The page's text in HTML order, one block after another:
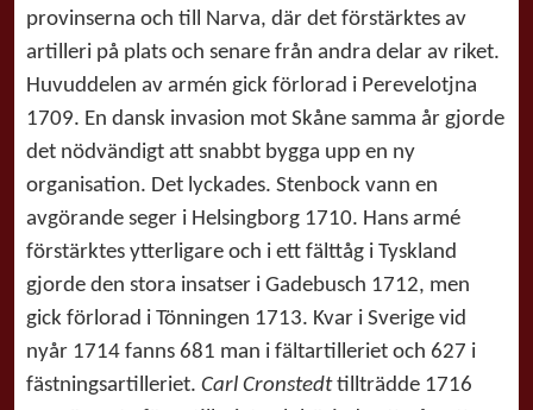
provinserna och till Narva, där det förstärktes av
artilleri på plats och senare från andra delar av riket.
Huvuddelen av armén gick förlorad i Perevelotjna
1709. En dansk invasion mot Skåne samma år gjorde
det nödvändigt att snabbt bygga upp en ny
organisation. Det lyckades. Stenbock vann en
avgörande seger i Helsingborg 1710. Hans armé
förstärktes ytterligare och i ett fälttåg i Tyskland
gjorde den stora insatser i Gadebusch 1712, men
gick förlorad i Tönningen 1713. Kvar i Sverige vid
nyår 1714 fanns 681 man i fältartilleriet och 627 i
fästningsartilleriet. Carl Cronstedttillträdde 1716